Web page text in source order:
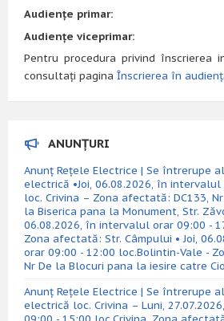
Audiențe primar:
Audiențe viceprimar:
Pentru procedura privind înscrierea
consultați pagina Înscrierea în
ANUNȚURI
Anunț Rețele Electrice | Se întrerupe
electrică •Joi, 06.08.2026, în intervalul
loc. Crivina – Zona afectată: DC133,
la Biserica pana la Monument, Str.
06.08.2026, în intervalul orar 09:00 -
Zona afectată: Str. Câmpului • Joi,
orar 09:00 - 12:00 loc.Bolintin-Vale -
Nr De la Blocuri pana la iesire catre
Anunț Rețele Electrice | Se întrerupe
electrică loc. Crivina – Luni,